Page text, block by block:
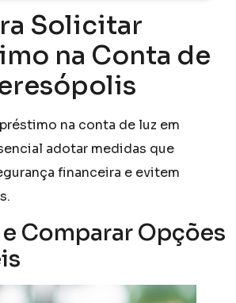
Solicitar
na Conta de
na conta de luz em
adotar medidas que
financeira e evitem
Comparar Opções